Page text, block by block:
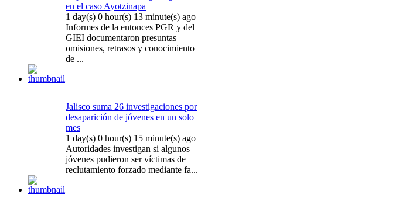
en el caso Ayotzinapa
1 day(s) 0 hour(s) 13 minute(s) ago
Informes de la entonces PGR y del
GIEI documentaron presuntas
omisiones, retrasos y conocimiento
de ...
Jalisco suma 26 investigaciones por
desaparición de jóvenes en un solo
mes
1 day(s) 0 hour(s) 15 minute(s) ago
Autoridades investigan si algunos
jóvenes pudieron ser víctimas de
reclutamiento forzado mediante fa...